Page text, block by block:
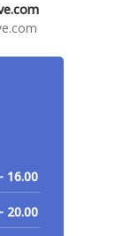
16.00
20.00